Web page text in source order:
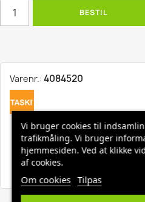
BESTIL
Varenr.: 4084520
Hurtig levering, 1-3
Fri fragt ved køb over
Vi bruger cookies til
trafikmåling. Vi bruger
hjemmesiden. Ved at klikke
af cookies.
Om cookies Tilpas